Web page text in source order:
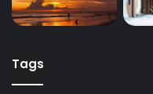
Tags